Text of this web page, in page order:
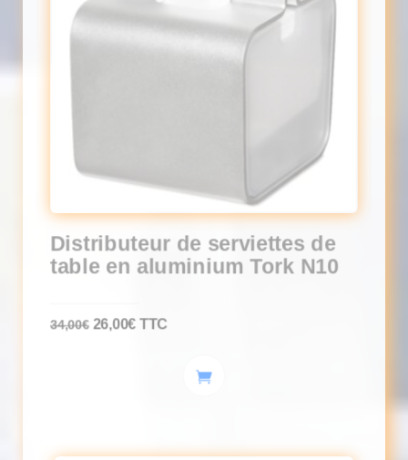
Distributeur de serviettes de
table en aluminium Tork N10
34,00€ Le
26,00€Le
TTC